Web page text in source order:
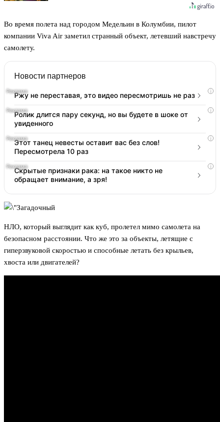
Во время полета над городом Медельин в Колумбии, пилот
компании Viva Air заметил странный объект, летевший навстречу
самолету.
Новости партнеров
i
Ржу не переставая, это видео пересмотришь не раз
i
Ролик длится пару секунд, но вы будете в шоке от
увиденного
i
Этот танец невесты оставит вас без слов!
Пересмотрела 10 раз
i
Скрытые признаки рака: на такое никто не
обращает внимание, а зря!
НЛО, который выглядит как куб, пролетел мимо самолета на
безопасном расстоянии. Что же это за объекты, летящие с
гиперзвуковой скоростью и способные летать без крыльев,
хвоста или двигателей?